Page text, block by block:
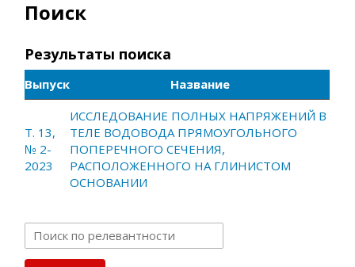
Поиск
Результаты поиска
Выпуск Название
Т. 13,
№ 2-
2023
ИССЛЕДОВАНИЕ ПОЛНЫХ НАПРЯЖЕНИЙ В
ТЕЛЕ ВОДОВОДА ПРЯМОУГОЛЬНОГО
ПОПЕРЕЧНОГО СЕЧЕНИЯ,
РАСПОЛОЖЕННОГО НА ГЛИНИСТОМ
ОСНОВАНИИ